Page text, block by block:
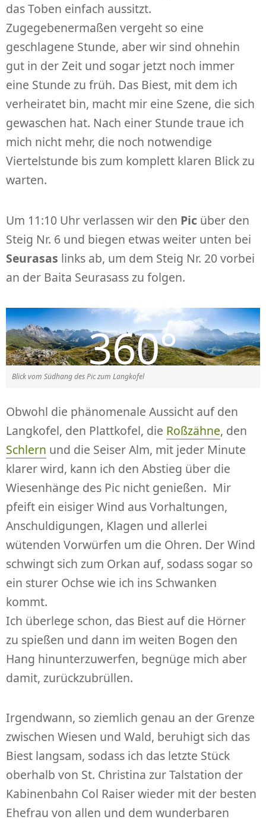
das Toben einfach aussitzt.
Zugegebenermaßen vergeht so eine
geschlagene Stunde, aber wir sind ohnehin
gut in der Zeit und sogar jetzt noch immer
eine Stunde zu früh. Das Biest, mit dem ich
verheiratet bin, macht mir eine Szene, die sich
gewaschen hat. Nach einer Stunde traue ich
mich nicht mehr, die noch notwendige
Viertelstunde bis zum komplett klaren Blick zu
warten.
Um 11:10 Uhr verlassen wir den Pic über den
Steig Nr. 6 und biegen etwas weiter unten bei
Seurasas links ab, um dem Steig Nr. 20 vorbei
an der Baita Seurasass zu folgen.
Blick vom Südhang des Pic zum Langkofel
Obwohl die phänomenale Aussicht auf den
Langkofel, den Plattkofel, die Roßzähne, den
Schlern und die Seiser Alm, mit jeder Minute
klarer wird, kann ich den Abstieg über die
Wiesenhänge des Pic nicht genießen. Mir
pfeift ein eisiger Wind aus Vorhaltungen,
Anschuldigungen, Klagen und allerlei
wütenden Vorwürfen um die Ohren. Der Wind
schwingt sich zum Orkan auf, sodass sogar so
ein sturer Ochse wie ich ins Schwanken
kommt.
Ich überlege schon, das Biest auf die Hörner
zu spießen und dann im weiten Bogen den
Hang hinunterzuwerfen, begnüge mich aber
damit, zurückzubrüllen.
Irgendwann, so ziemlich genau an der Grenze
zwischen Wiesen und Wald, beruhigt sich das
Biest langsam, sodass ich das letzte Stück
oberhalb von St. Christina zur Talstation der
Kabinenbahn Col Raiser wieder mit der besten
Ehefrau von allen und dem wunderbaren